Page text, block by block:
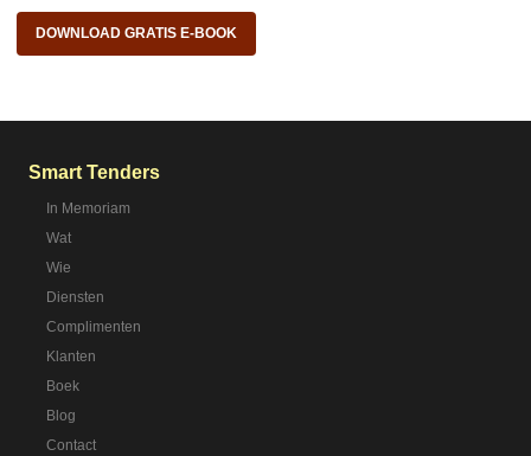
DOWNLOAD GRATIS E-BOOK
Smart Tenders
In Memoriam
Wat
Wie
Diensten
Complimenten
Klanten
Boek
Blog
Contact